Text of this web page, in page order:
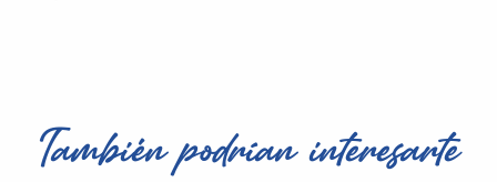
También podrían interesarte